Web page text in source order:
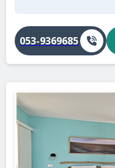
053-9369685